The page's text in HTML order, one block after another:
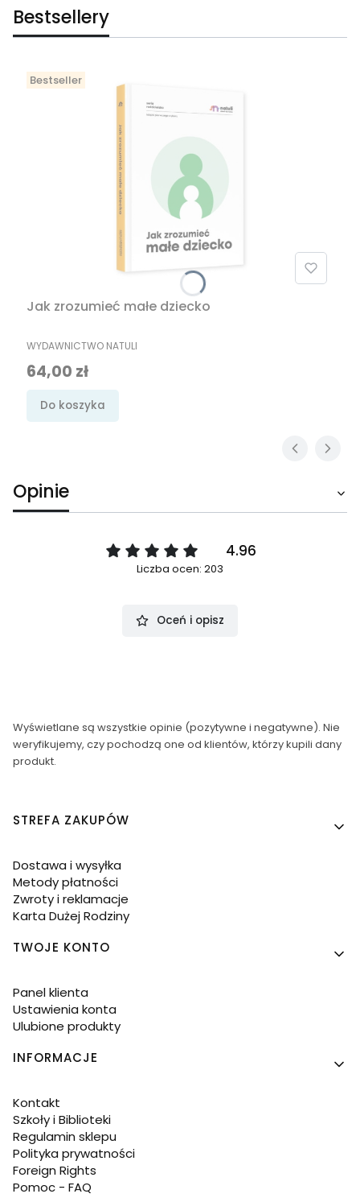
Bestsellery
Bestseller
Jak zrozumieć małe dziecko
PRODUCENT
WYDAWNICTWO NATULI
Cena
64,00 zł
Do koszyka
Opinie
4.96
Liczba ocen: 203
Oceń i opisz
Wyświetlane są wszystkie opinie (pozytywne i negatywne). Nie
weryfikujemy, czy pochodzą one od klientów, którzy kupili dany
produkt.
Linki w stopce
STREFA ZAKUPÓW
Dostawa i wysyłka
Metody płatności
Zwroty i reklamacje
Karta Dużej Rodziny
TWOJE KONTO
Panel klienta
Ustawienia konta
Ulubione produkty
INFORMACJE
Kontakt
Szkoły i Biblioteki
Regulamin sklepu
Polityka prywatności
Foreign Rights
Pomoc - FAQ